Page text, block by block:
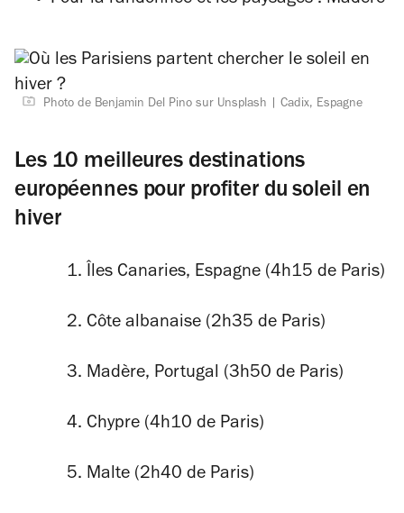
Photo de Benjamin Del Pino sur Unsplash Cadix, Espagne
Les 10 meilleures destinations
européennes pour profiter du soleil en
hiver
Îles Canaries, Espagne (4h15 de Paris)
Côte albanaise (2h35 de Paris)
Madère, Portugal (3h50 de Paris)
Chypre (4h10 de Paris)
Malte (2h40 de Paris)